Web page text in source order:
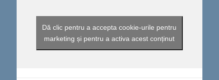
Dă clic pentru a accepta cookie-urile pentru
marketing și pentru a activa acest conținut